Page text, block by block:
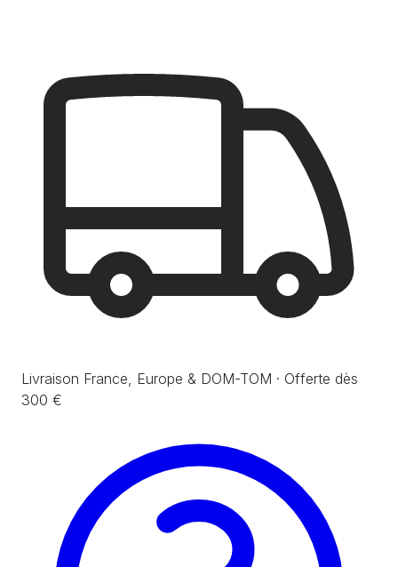
Livraison France, Europe & DOM-TOM · Offerte dès
300 €